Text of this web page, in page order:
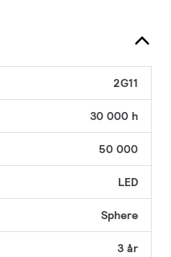
2G11
30 000 h
50 000
LED
Sphere
3 år